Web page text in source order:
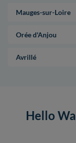
Mauges-sur-Loire
Orée d'Anjou
Avrillé
Hello